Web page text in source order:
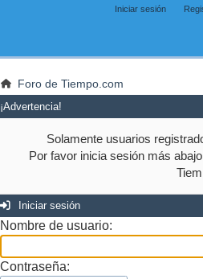
Iniciar sesión
Foro de Tiempo.com
¡Advertencia!
Solamente usuarios
Por favor inicia sesión más
Iniciar sesión
Nombre de usuario:
Contraseña: